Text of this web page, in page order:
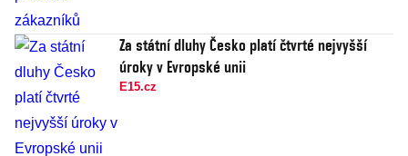
Za státní dluhy Česko platí čtvrté nejvyšší
úroky v Evropské unii
E15.cz